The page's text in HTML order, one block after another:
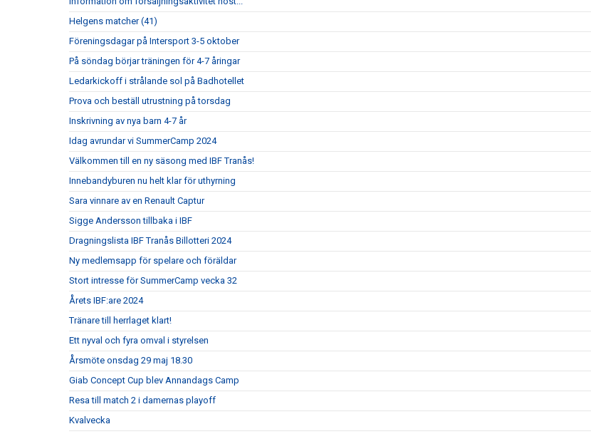
Helgens matcher (41)
Föreningsdagar på Intersport 3-5 oktober
På söndag börjar träningen för 4-7 åringar
Ledarkickoff i strålande sol på Badhotellet
Prova och beställ utrustning på torsdag
Inskrivning av nya barn 4-7 år
Idag avrundar vi SummerCamp 2024
Välkommen till en ny säsong med IBF Tranås!
Innebandyburen nu helt klar för uthyrning
Sara vinnare av en Renault Captur
Sigge Andersson tillbaka i IBF
Dragningslista IBF Tranås Billotteri 2024
Ny medlemsapp för spelare och föräldar
Stort intresse för SummerCamp vecka 32
Årets IBF:are 2024
Tränare till herrlaget klart!
Ett nyval och fyra omval i styrelsen
Årsmöte onsdag 29 maj 18.30
Giab Concept Cup blev Annandags Camp
Resa till match 2 i damernas playoff
Kvalvecka